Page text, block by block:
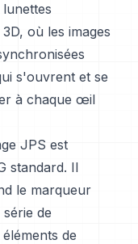
où les images
s'ouvrent et se
à chaque œil
JPS est
standard. Il
le marqueur
de
de